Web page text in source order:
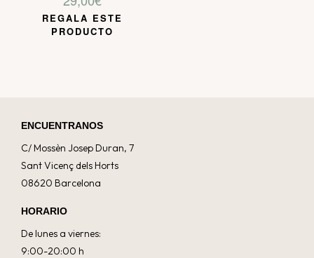
REGALA ESTE
PRODUCTO
ENCUENTRANOS
C/ Mossèn Josep Duran, 7
Sant Vicenç dels Horts
08620 Barcelona
HORARIO
De lunes a viernes:
9:00-20:00 h